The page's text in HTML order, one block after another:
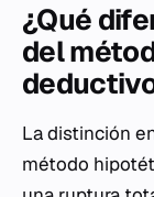
¿Qué
del
La distinción
método